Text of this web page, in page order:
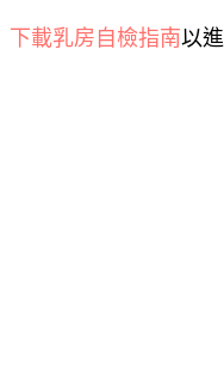
下載乳房自檢指南以